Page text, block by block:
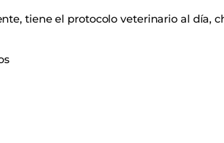
tiene el protocolo veterinario al día,